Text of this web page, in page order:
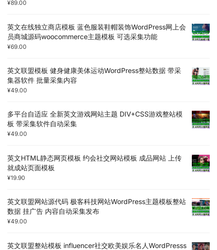
¥89.00
英文在线独立商店模板 蓝色服装鞋帽装饰WordPress网上会
员商城源码woocommerce主题模板 可选采集功能
¥69.00
英文联盟模板 健身健康美体运动WordPress整站数据 带采
集器软件 批量采集内容
¥49.00
多平台自适应 全新英文游戏网站主题 DIV+CSS游戏整站模
板 带采集软件自动采集
¥49.00
英文HTML静态网页模板 约会社交网站模板 成品网站 上传
就成站页面模板
¥19.90
英文联盟网站源代码 极客科技网站WordPress主题模板整站
数据 挂广告 内容自动采集发布
¥49.00
英文联盟整站模板 influencer社交欧美娱乐名人WordPresss